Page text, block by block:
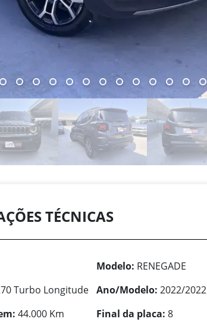
TÉCNICAS
Modelo: RENEGADE
Turbo Longitude Ano/Modelo: 2022/2022
44.000 Km Final da placa: 8